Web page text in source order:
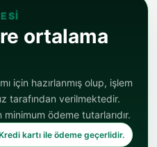
ortalama
için hazırlanmış olup, işlem
tarafından verilmektedir.
ödeme tutarlarıdır.
kartı ile ödeme geçerlidir.